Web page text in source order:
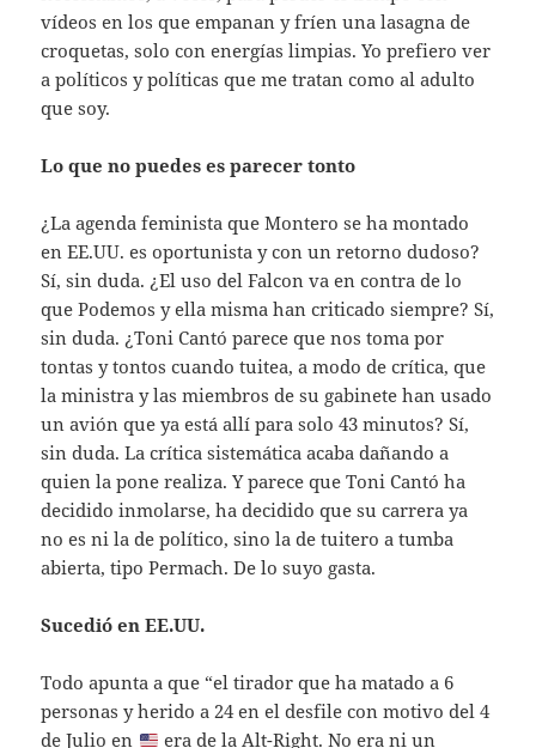
vídeos en los que empanan y fríen una lasagna de
croquetas, solo con energías limpias. Yo prefiero ver
a políticos y políticas que me tratan como al adulto
que soy.
Lo que no puedes es parecer tonto
¿La agenda feminista que Montero se ha montado
en EE.UU. es oportunista y con un retorno dudoso?
Sí, sin duda. ¿El uso del Falcon va en contra de lo
que Podemos y ella misma han criticado siempre? Sí,
sin duda. ¿Toni Cantó parece que nos toma por
tontas y tontos cuando tuitea, a modo de crítica, que
la ministra y las miembros de su gabinete han usado
un avión que ya está allí para solo 43 minutos? Sí,
sin duda. La crítica sistemática acaba dañando a
quien la pone realiza. Y parece que Toni Cantó ha
decidido inmolarse, ha decidido que su carrera ya
no es ni la de político, sino la de tuitero a tumba
abierta, tipo Permach. De lo suyo gasta.
Sucedió en EE.UU.
Todo apunta a que “el tirador que ha matado a 6
personas y herido a 24 en el desfile con motivo del 4
de Julio en
era de la Alt-Right. No era ni un